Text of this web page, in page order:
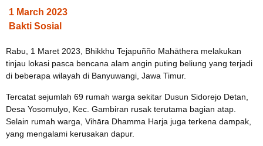
1 March 2023
Bakti Sosial
Rabu, 1 Maret 2023, Bhikkhu Tejapuñño Mahāthera melakukan
tinjau lokasi pasca bencana alam angin puting beliung yang terjadi
di beberapa wilayah di Banyuwangi, Jawa Timur.
Tercatat sejumlah 69 rumah warga sekitar Dusun Sidorejo Detan,
Desa Yosomulyo, Kec. Gambiran rusak terutama bagian atap.
Selain rumah warga, Vihāra Dhamma Harja juga terkena dampak,
yang mengalami kerusakan dapur.